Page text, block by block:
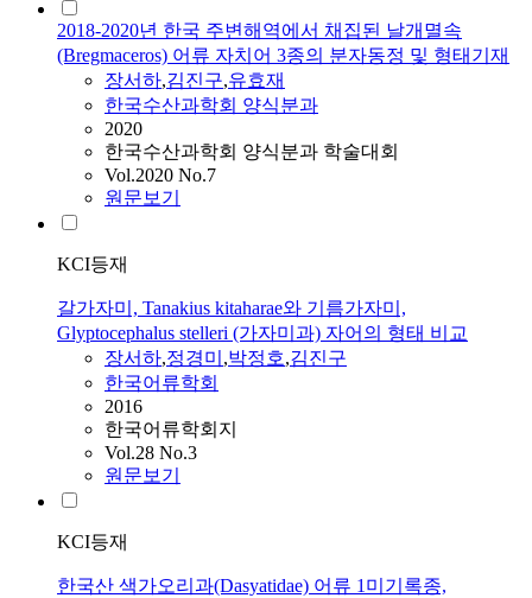
2018-2020년 한국 주변해역에서 채집된 날개멸속
(Bregmaceros) 어류 자치어 3종의 분자동정 및 형태기재
장서하,김진구,유효재
한국수산과학회 양식분과
2020
한국수산과학회 양식분과 학술대회
Vol.2020 No.7
원문보기
KCI등재
갈가자미, Tanakius kitaharae와 기름가자미,
Glyptocephalus stelleri (가자미과) 자어의 형태 비교
장서하,정경미 ,박정호,김진구
한국어류학회
2016
한국어류학회지
Vol.28 No.3
원문보기
KCI등재
한국산 색가오리과(Dasyatidae) 어류 1미기록종,